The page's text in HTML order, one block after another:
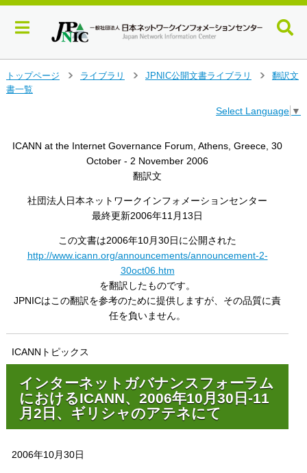
イ
トップページ
ライブラリ
JPNIC公開文書ライブラリ
翻訳文
書一覧
Select Language ▼
ICANN at the Internet Governance Forum, Athens, Greece, 30
October - 2 November 2006
翻訳文
社団法人日本ネットワークインフォメーションセンター
最終更新2006年11月13日
この文書は2006年10月30日に公開された
http://www.icann.org/announcements/announcement-2-
30oct06.htm
を翻訳したものです。
JPNICはこの翻訳を参考のために提供しますが、その品質に責
任を負いません。
ICANNトピックス
インターネットガバナンスフォーラム
におけるICANN、2006年10月30日-11
月2日、ギリシャのアテネにて
2006年10月30日